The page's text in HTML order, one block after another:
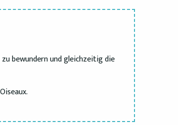
zu bewundern und gleichzeitig die